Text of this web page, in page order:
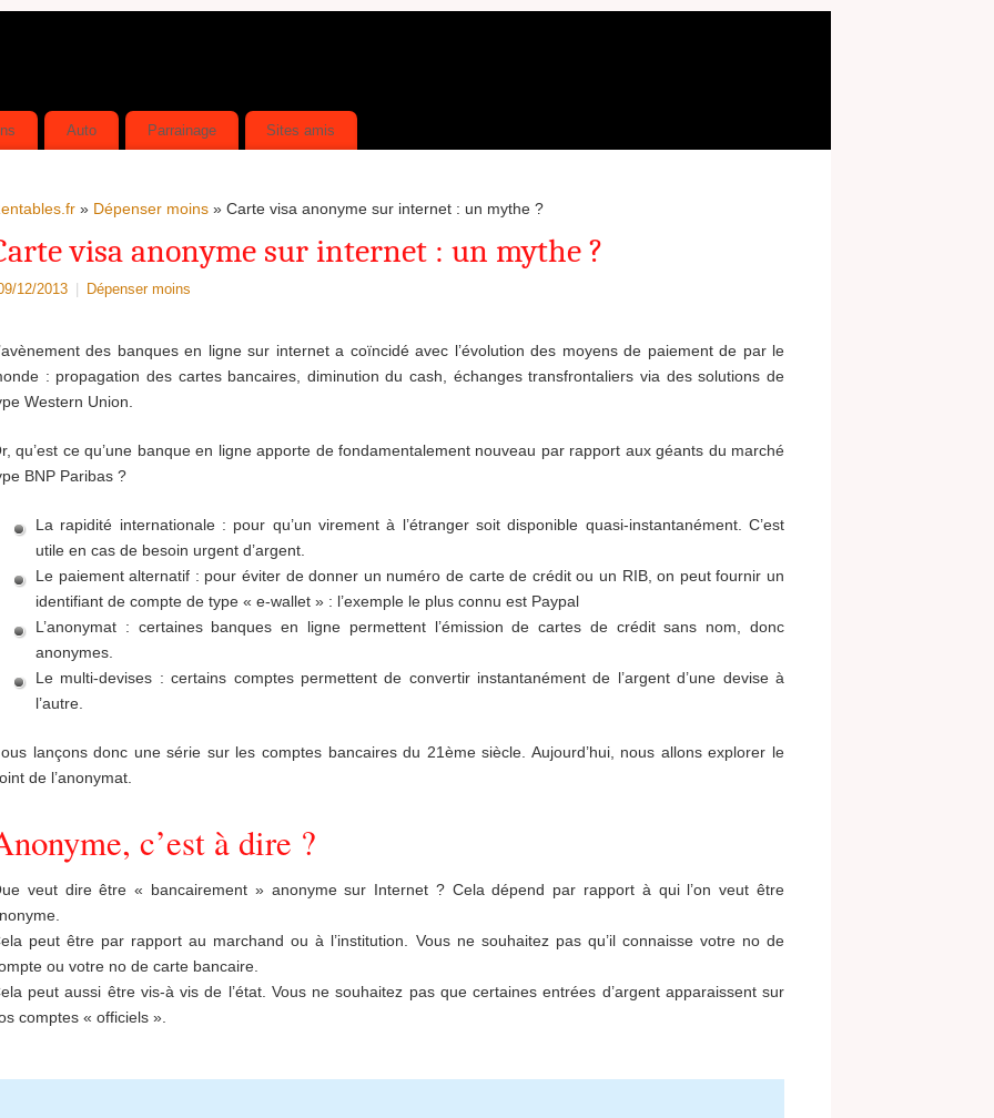
Auto Parrainage Sites amis
» Dépenser moins » Carte visa anonyme sur internet : un mythe ?
visa anonyme sur internet : un mythe ?
12/2013 Dépenser moins
des banques en ligne sur internet a coïncidé avec l’évolution des moyens de paiement de par le
: propagation des cartes bancaires, diminution du cash, échanges transfrontaliers via des solutions de
Western Union.
qu’est ce qu’une banque en ligne apporte de fondamentalement nouveau par rapport aux géants du marché
BNP Paribas ?
La rapidité internationale : pour qu’un virement à l’étranger soit disponible quasi-instantanément. C’est
utile en cas de besoin urgent d’argent.
Le paiement alternatif : pour éviter de donner un numéro de carte de crédit ou un RIB, on peut fournir un
identifiant de compte de type « e-wallet » : l’exemple le plus connu est Paypal
L’anonymat : certaines banques en ligne permettent l’émission de cartes de crédit sans nom, donc
anonymes.
Le multi-devises : certains comptes permettent de convertir instantanément de l’argent d’une devise à
l’autre.
lançons donc une série sur les comptes bancaires du 21ème siècle. Aujourd’hui, nous allons explorer le
de l’anonymat.
c’est à dire ?
veut dire être « bancairement » anonyme sur Internet ? Cela dépend par rapport à qui l’on veut être
peut être par rapport au marchand ou à l’institution. Vous ne souhaitez pas qu’il connaisse votre no de
ou votre no de carte bancaire.
peut aussi être vis-à vis de l’état. Vous ne souhaitez pas que certaines entrées d’argent apparaissent sur
comptes « officiels ».